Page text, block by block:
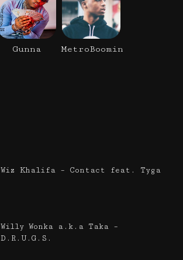
Gunna MetroBoomin
Wiz Khalifa – Contact feat. Tyga
Willy Wonka a.k.a Taka –
D.R.U.G.S.